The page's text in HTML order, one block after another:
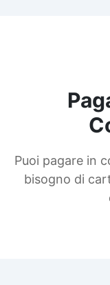
Puoi pagare in
bisogno di